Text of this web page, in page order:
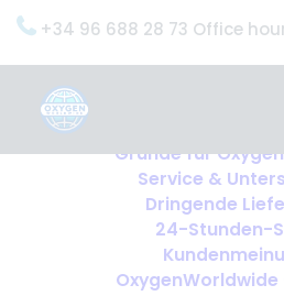
+34 96 688 28 73 Office
Gründe für
Service &
Dringende
24-Stunden-
OxygenWorldwide